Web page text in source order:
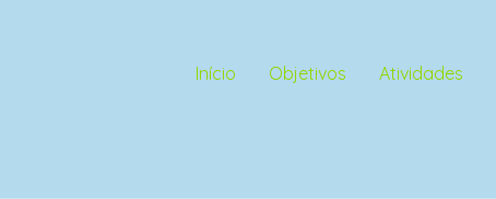
Início Objetivos Atividades